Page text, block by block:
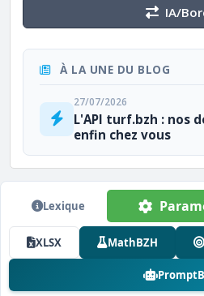
IA/
À LA UNE DU BLOG
27/07/2026
L'API turf.bzh : nos
enfin chez vous
Lexique
XLSX MathBZH